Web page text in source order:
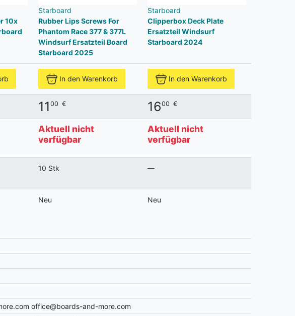
10x
Starboard
Rubber Lips Screws For
Phantom Race 377 & 377L
Windsurf Ersatzteil Board
Starboard 2025
Starboard
Clipperbox Deck Plate
Ersatzteil Windsurf
Starboard 2024
In den Warenkorb In den Warenkorb
11 00 € 1600 €
Aktuell nicht
verfügbar
Aktuell nicht
verfügbar
10 Stk —
Neu Neu
office@boards-and-more.com